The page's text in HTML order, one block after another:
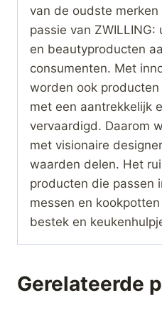
van de oudste
passie van
en beautyproducten
consumenten. Met
worden ook
met een aantrekkelijk
vervaardigd. Daarom
met visionaire
waarden delen. Het
producten die passen
messen en
bestek en
Gerelateerde